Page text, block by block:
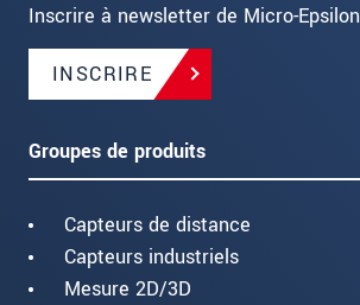
Inscrire à newsletter de Micro-Epsilon
INSCRIRE
Groupes de produits
Capteurs de distance
Capteurs industriels
Mesure 2D/3D